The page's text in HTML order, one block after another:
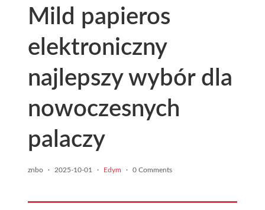
Mild papieros
elektroniczny
najlepszy wybór dla
nowoczesnych
palaczy
znbo · 2025-10-01 · Edym · 0 Comments